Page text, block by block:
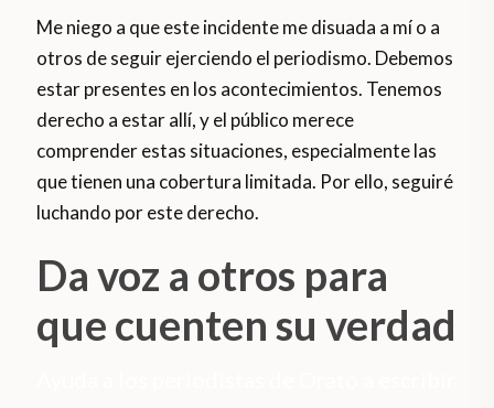
Me niego a que este incidente me disuada a mí o a
otros de seguir ejerciendo el periodismo. Debemos
estar presentes en los acontecimientos. Tenemos
derecho a estar allí, y el público merece
comprender estas situaciones, especialmente las
que tienen una cobertura limitada. Por ello, seguiré
luchando por este derecho.
Da voz a otros para
que cuenten su verdad